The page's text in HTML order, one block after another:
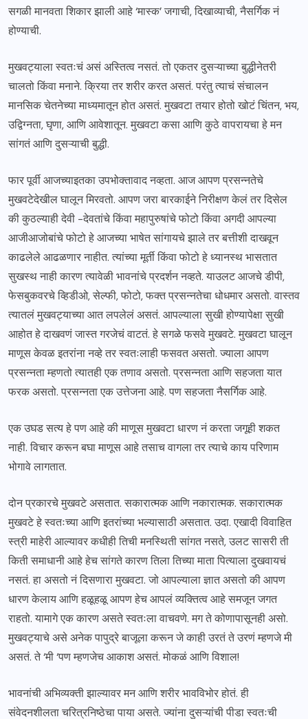
सगळी मानवता शिकार झाली आहे ‘मास्क’ जगाची, दिखाव्याची, नैसर्गिक नं
होण्याची.
मुखवट्याला स्वतःचं असं अस्तित्व नसतं. तो एकतर दुसऱ्याच्या बुद्धीनेतरी
चालतो किंवा मनाने. क्रिया तर शरीर करत असतं. परंतु त्याचं संचालन
मानसिक चेतनेच्या माध्यमातून होत असतं. मुखवटा तयार होतो खोटं चिंतन, भय,
उद्विग्नता, घृणा, आणि आवेशातून. मुखवटा कसा आणि कुठे वापरायचा हे मन
सांगतं आणि दुसऱ्याची बुद्धी.
फार पूर्वी आजच्याइतका उपभोक्तावाद नव्हता. आज आपण प्रसन्नतेचे
मुखवटेदेखील घालून मिरवतो. आपण जरा बारकाईने निरीक्षण केलं तर दिसेल
की कुठल्याही देवी -देवतांचे किंवा महापुरुषांचे फोटो किंवा अगदी आपल्या
आजीआजोबांचे फोटो हे आजच्या भाषेत सांगायचे झाले तर बत्तीशी दाखवून
काढलेले आढळणार नाहीत. त्यांच्या मूर्ती किंवा फोटो हे ध्यानस्थ भासतात
सुखस्थ नाही कारण त्यावेळी भावनांचे प्रदर्शन नव्हते. याउलट आजचे डीपी,
फेसबुकवरचे व्हिडीओ, सेल्फी, फोटो, फक्त प्रसन्नतेचा धोधमार असतो. वास्तव
त्यातलं मुखवट्याच्या आत लपलेलं असतं. आपल्याला सुखी होण्यापेक्षा सुखी
आहोत हे दाखवणं जास्त गरजेचं वाटतं. हे सगळे फसवे मुखवटे. मुखवटा घालून
माणूस केवळ इतरांना नव्हे तर स्वतःलाही फसवत असतो. ज्याला आपण
प्रसन्नता म्हणतो त्यातही एक तणाव असतो. प्रसन्नता आणि सहजता यात
फरक असतो. प्रसन्नता एक उत्तेजना आहे. पण सहजता नैसर्गिक आहे.
एक उघड सत्य हे पण आहे की माणूस मुखवटा धारण नं करता जगूही शकत
नाही. विचार करून बघा माणूस आहे तसाच वागला तर त्याचे काय परिणाम
भोगावे लागतात.
दोन प्रकारचे मुखवटे असतात. सकारात्मक आणि नकारात्मक. सकारात्मक
मुखवटे हे स्वतःच्या आणि इतरांच्या भल्यासाठी असतात. उदा. एखादी विवाहित
स्त्री माहेरी आल्यावर कधीही तिची मनस्थिती सांगत नसते, उलट सासरी ती
किती समाधानी आहे हेच सांगते कारण तिला तिच्या माता पित्याला दुखवायचं
नसतं. हा असतो नं दिसणारा मुखवटा. जो आपल्याला ज्ञात असतो की आपण
धारण केलाय आणि हळूहळू आपण हेच आपलं व्यक्तित्व आहे समजून जगत
राहतो. यामागे एक कारण असते स्वतःला वाचवणे. मग ते कोणापासूनही असो.
मुखवट्याचे असे अनेक पापुद्रे बाजूला करून जे काही उरतं ते उरणं म्हणजे मी
असतं. ते ‘मी ‘पण म्हणजेच आकाश असतं. मोकळं आणि विशाल!
भावनांची अभिव्यक्ती झाल्यावर मन आणि शरीर भावविभोर होतं. ही
संवेदनशीलता चरित्रनिष्ठेचा पाया असते. ज्यांना दुसऱ्यांची पीडा स्वतःची